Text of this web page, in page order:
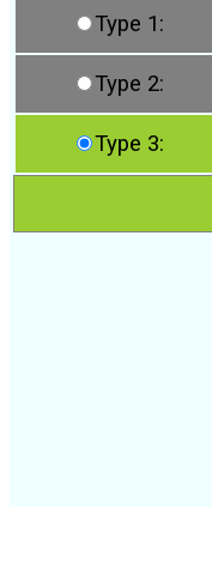
Type 1:
Type 2:
Type 3: